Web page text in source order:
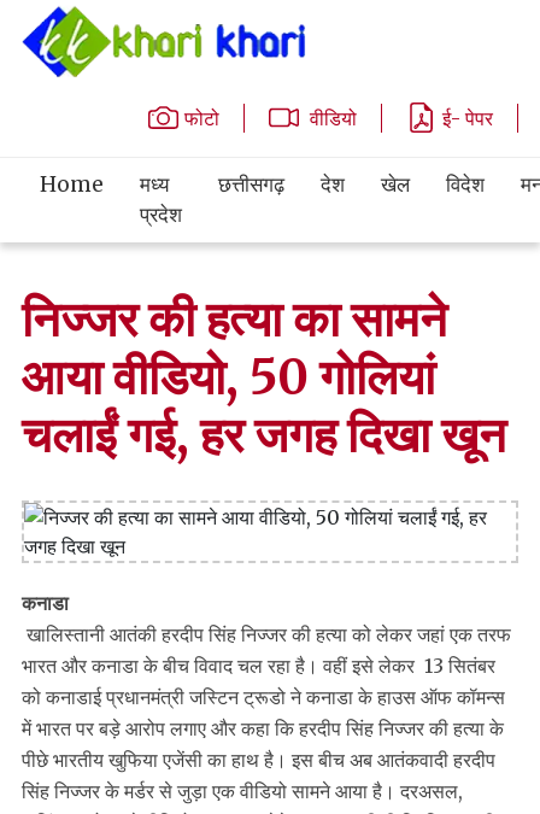
फोटो वीडियो ई- पेपर
Home
मध्य
प्रदेश
छत्तीसगढ़ देश खेल विदेश
निज्जर की हत्या का सामने
आया वीडियो, 50 गोलियां
चलाईं गई, हर जगह दिखा खून
कनाडा
खालिस्तानी आतंकी हरदीप सिंह निज्जर की हत्या को लेकर जहां एक तरफ
भारत और कनाडा के बीच विवाद चल रहा है। वहीं इसे लेकर 13 सितंबर
को कनाडाई प्रधानमंत्री जस्टिन ट्रूडो ने कनाडा के हाउस ऑफ कॉमन्स
में भारत पर बड़े आरोप लगाए और कहा कि हरदीप सिंह निज्जर की हत्या के
पीछे भारतीय खुफिया एजेंसी का हाथ है। इस बीच अब आतंकवादी हरदीप
सिंह निज्जर के मर्डर से जुड़ा एक वीडियो सामने आया है। दरअसल,